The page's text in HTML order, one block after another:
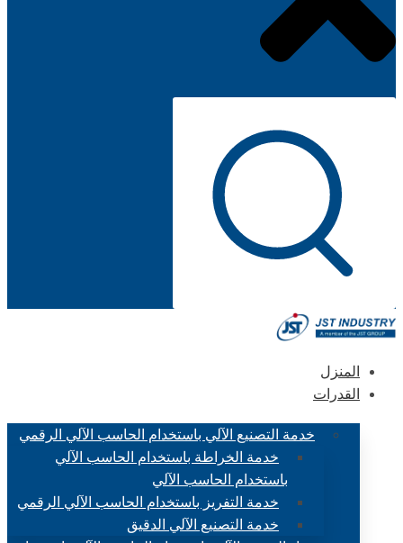
المنزل
القدرات
خدمة التصنيع الآلي باستخدام الحاسب الآلي الرقمي
خدمة الخراطة باستخدام الحاسب الآلي
باستخدام الحاسب الآلي
خدمة التفريز باستخدام الحاسب الآلي الرقمي
خدمة التصنيع الآلي الدقيق